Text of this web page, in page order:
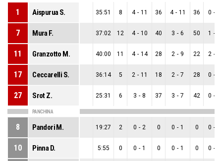
1 Aispurua S. 35:51 8 4 - 11 36 4 - 11 36 0 -
7 Mura F. 37:02 12 4 - 10 40 3 - 6 50 1 -
11 Granzotto M. 40:00 11 4 - 14 28 2 - 9 22 2 -
17 Ceccarelli S. 36:14 5 2 - 11 18 2 - 7 28 0 -
27 Srot Z. 25:31 6 3 - 8 37 3 - 7 42 0 -
PANCHINA
8 Pandori M. 19:27 2 0 - 2 0 0 - 1 0 0 -
10 Pinna D. 5:55 0 0 - 1 0 0 - 1 0 0 -